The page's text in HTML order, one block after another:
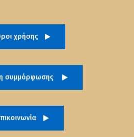
χρήσης
συμμόρφωσης